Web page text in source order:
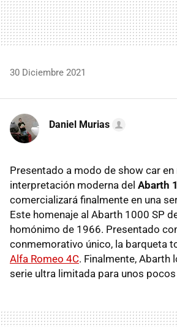
30 Diciembre 2021
Daniel Murias
Presentado a modo de show car en
interpretación moderna del Abarth
comercializará finalmente en una
Este homenaje al Abarth 1000 SP
homónimo de 1966. Presentado
conmemorativo único, la barqueta
Alfa Romeo 4C. Finalmente, Abarth
serie ultra limitada para unos